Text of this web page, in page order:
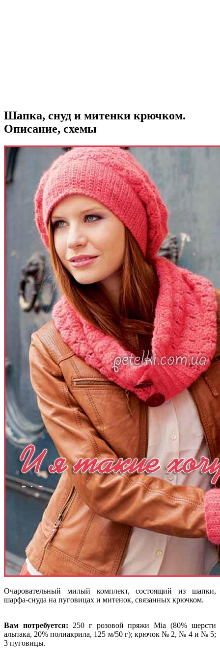
Шапка, снуд и митенки крючком.
Описание, схемы
Очаровательный милый комплект, состоящий из шапки,
шарфа-снуда на пуговицах и митенок, связанных крючком.
Вам потребуется: 250 г розовой пряжи Міа (80% шерсти
альпака, 20% полиакрила, 125 м/50 г); крючок № 2, № 4 и № 5;
3 пуговицы.